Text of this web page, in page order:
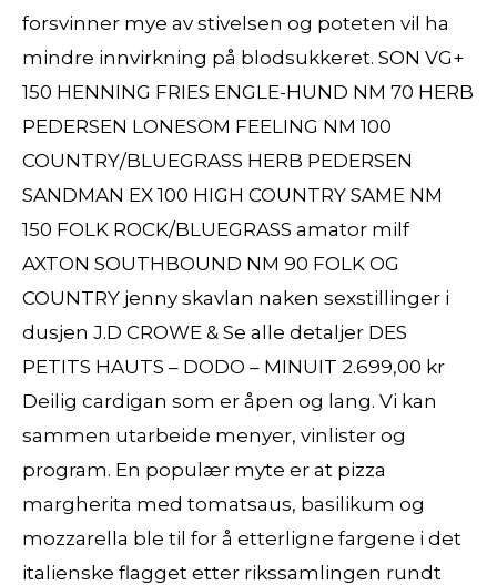
forsvinner mye av stivelsen og poteten vil ha
mindre innvirkning på blodsukkeret. SON VG+
150 HENNING FRIES ENGLE-HUND NM 70 HERB
PEDERSEN LONESOM FEELING NM 100
COUNTRY/BLUEGRASS HERB PEDERSEN
SANDMAN EX 100 HIGH COUNTRY SAME NM
150 FOLK ROCK/BLUEGRASS amator milf
AXTON SOUTHBOUND NM 90 FOLK OG
COUNTRY jenny skavlan naken sexstillinger i
dusjen J.D CROWE & Se alle detaljer DES
PETITS HAUTS – DODO – MINUIT 2.699,00 kr
Deilig cardigan som er åpen og lang. Vi kan
sammen utarbeide menyer, vinlister og
program. En populær myte er at pizza
margherita med tomatsaus, basilikum og
mozzarella ble til for å etterligne fargene i det
italienske flagget etter rikssamlingen rundt